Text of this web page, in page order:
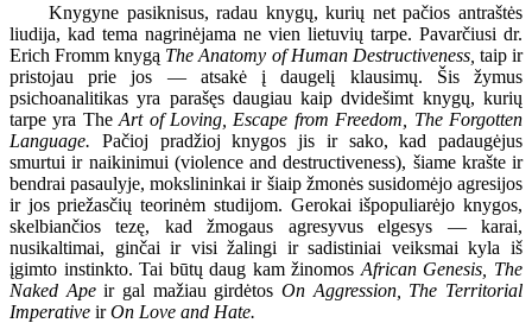
Knygyne pasiknisus, radau knygų, kurių net pačios antraštės
liudija, kad tema nagrinėjama ne vien lietuvių tarpe. Pavarčiusi dr.
Erich Fromm knygą The Anatomy of Human Destructiveness, taip ir
pristojau prie jos — atsakė į daugelį klausimų. Šis žymus
psichoanalitikas yra parašęs daugiau kaip dvidešimt knygų, kurių
tarpe yra TheArt of Loving, Escape from Freedom, The Forgotten
Language. Pačioj pradžioj knygos jis ir sako, kad padaugėjus
smurtui ir naikinimui (violence and destructiveness), šiame krašte ir
bendrai pasaulyje, mokslininkai ir šiaip žmonės susidomėjo agresijos
ir jos priežasčių teorinėm studijom. Gerokai išpopuliarėjo knygos,
skelbiančios tezę, kad žmogaus agresyvus elgesys — karai,
nusikaltimai, ginčai ir visi žalingi ir sadistiniai veiksmai kyla iš
įgimto instinkto. Tai būtų daug kam žinomos African Genesis, The
Naked Apeir gal mažiau girdėtosOn Aggression, The Territorial
Imperative irOn Love and Hate.